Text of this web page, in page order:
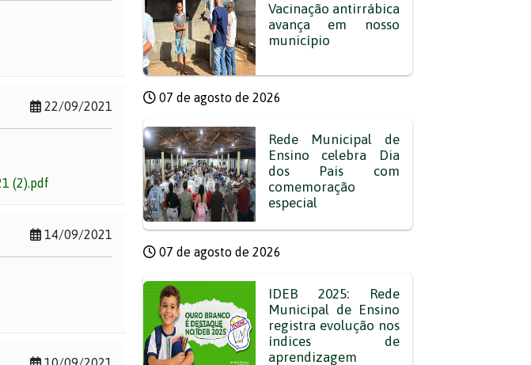
22/09/2021
(2).pdf
14/09/2021
Vacinação antirrábica
avança em nosso
município
07 de agosto de 2026
Rede Municipal de
Ensino celebra Dia
dos Pais com
comemoração
especial
07 de agosto de 2026
IDEB 2025: Rede
Municipal de Ensino
registra evolução nos
índices de
aprendizagem